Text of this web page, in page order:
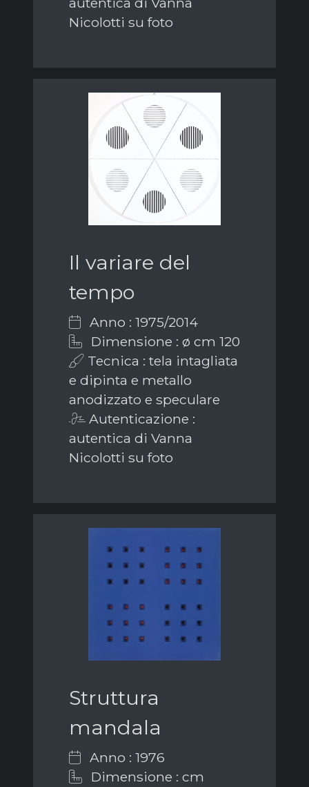
Nicolotti su foto
Il variare del
tempo
Anno : 1975/2014
Dimensione : ø cm 120
Tecnica : tela intagliata
e dipinta e metallo
anodizzato e speculare
Autenticazione :
autentica di Vanna
Nicolotti su foto
Struttura
mandala
Anno : 1976
Dimensione : cm